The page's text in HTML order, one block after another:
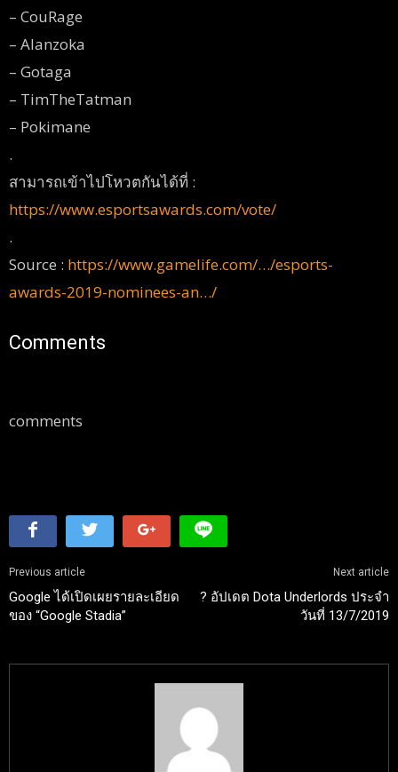
– CouRage
– Alanzoka
– Gotaga
– TimTheTatman
– Pokimane
.
สามารถเข้าไปโหวตกันได้ที่ :
https://www.esportsawards.com/vote/
.
Source : https://www.gamelife.com/…/esports-
awards-2019-nominees-an…/
Comments
comments
Previous article
Google ได้เปิดเผยรายละเอียด
ของ “Google Stadia”
Next article
? อัปเดต Dota Underlords ประจำ
วันที่ 13/7/2019